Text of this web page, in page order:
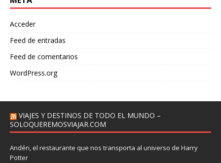
Acceder
Feed de entradas
Feed de comentarios
WordPress.org
VIAJES Y DESTINOS DE TODO EL MUNDO –
SOLOQUEREMOSVIAJAR.COM
Andén, el restaurante que nos transporta al universo de Harry
Potter